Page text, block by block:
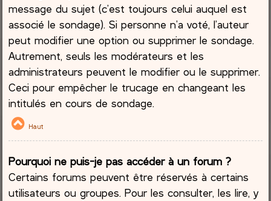
message du sujet (c’est toujours celui auquel est
associé le sondage). Si personne n’a voté, l’auteur
peut modifier une option ou supprimer le sondage.
Autrement, seuls les modérateurs et les
administrateurs peuvent le modifier ou le supprimer.
Ceci pour empêcher le trucage en changeant les
intitulés en cours de sondage.
Haut
Pourquoi ne puis-je pas accéder à un forum ?
Certains forums peuvent être réservés à certains
utilisateurs ou groupes. Pour les consulter, les lire, y